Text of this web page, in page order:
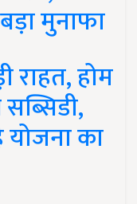
मुनाफा
राहत, होम
का